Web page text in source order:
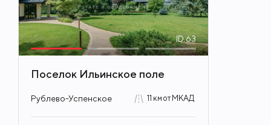
ID63
Поселок Ильинское поле
Рублево-Успенское 11 км от МКАД